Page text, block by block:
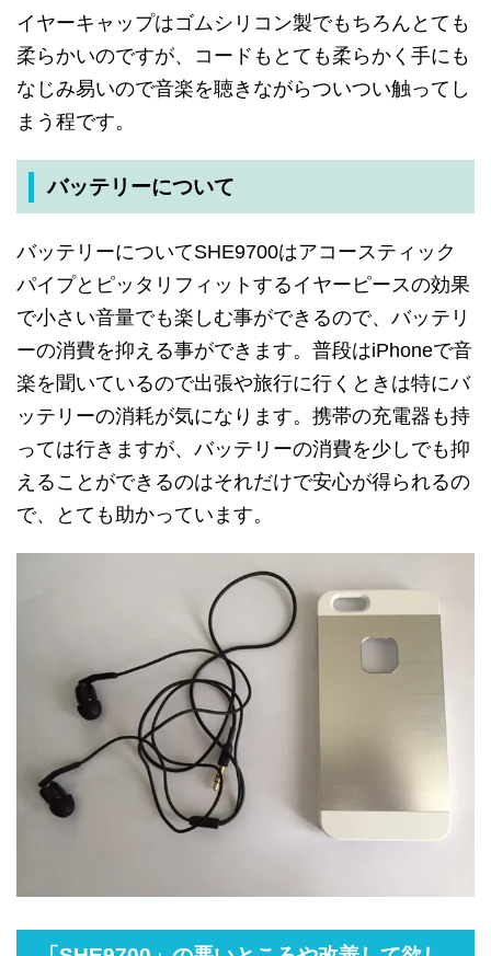
イヤーキャップはゴムシリコン製でもちろん とても
柔らかいのですが、 コードも とても柔らかく 手にも
なじみ易いので音楽を聴きながらついつい触って し
まう 程です。
バッテリーについて
バッテリーについてSHE9700はアコースティック
パイプと ピッタリ フィットする イヤーピースの効果
で小さい音量でも楽しむ事ができるので、 バッテリ
ーの消費を抑える事ができます。 普段はiPhoneで音
楽を 聞いているので出張や旅行に行く ときは特にバ
ッテリーの消耗が気になります。 携帯の充電器も持
っては行きますが、 バッテリーの消費を少しでも抑
える ことができるのはそれだけで安心が得られるの
で、 とても助かっています。